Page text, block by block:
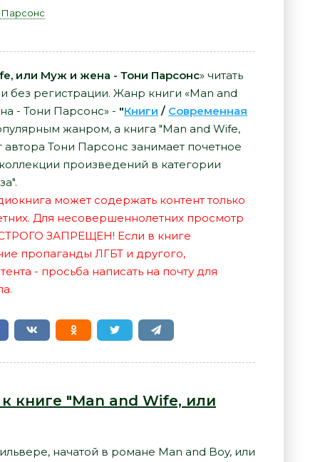
Парсонс
или Муж и жена - Тони Парсонс» читать
без регистрации. Жанр книги «Man and
- Тони Парсонс» - "Книги / Современная
жанром, а книга "Man and Wife,
Тони Парсонс занимает почетное
произведений в категории
может содержать контент только
Для несовершеннолетних просмотр
ЗАПРЕЩЕН! Если в книге
пропаганды ЛГБТ и другого,
- просьба написать на почту для
книге "Man and Wife, или
начатой в романе Man and Boy, или